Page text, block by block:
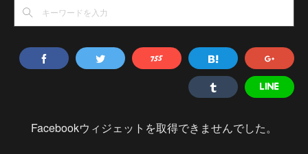
Facebookウィジェットを取得できませんでした。